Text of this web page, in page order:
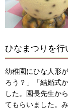
ひなまつりを行
幼稚園にひな人形
ろう？」「結婚式
した。園長先生か
てもらいました。